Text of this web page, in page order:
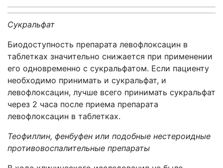
Сукральфат
Биодоступность препарата левофлоксацин в
таблетках значительно снижается при применении
его одновременно с сукральфатом. Если пациенту
необходимо принимать и сукральфат, и
левофлоксацин, лучше всего принимать сукральфат
через 2 часа после приема препарата
левофлоксацин в таблетках.
Теофиллин, фенбуфен или подобные нестероидные
противовоспалительные препараты